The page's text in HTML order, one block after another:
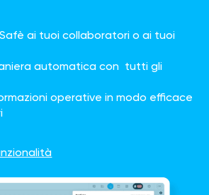
ai tuoi collaboratori o ai tuoi
automatica con tutti gli
operative in modo efficace